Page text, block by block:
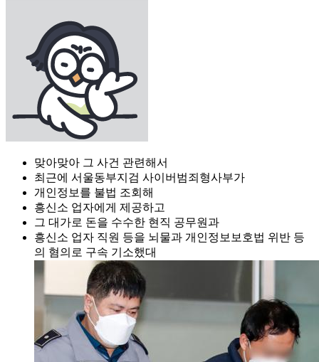
맞아맞아 그 사건 관련해서
최근에 서울동부지검 사이버범죄형사부가
개인정보를 불법 조회해
흥신소 업자에게 제공하고
그 대가로 돈을 수수한 현직 공무원과
흥신소 업자 직원 등을 뇌물과 개인정보보호법 위반 등
의 혐의로 구속 기소했대